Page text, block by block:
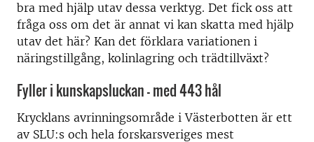
bra med hjälp utav dessa verktyg. Det fick oss att
fråga oss om det är annat vi kan skatta med hjälp
utav det här? Kan det förklara variationen i
näringstillgång, kolinlagring och trädtillväxt?
Fyller i kunskapsluckan – med 443 hål
Krycklans avrinningsområde i Västerbotten är ett
av SLU:s och hela forskarsveriges mest